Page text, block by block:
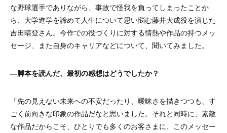
な野球選手でありながら、事故で怪我を負ってしまったことか
ら、大学進学を諦めて人生について思い悩む藤井大成役を演じた
吉田晴登さん。今作での役づくりに対する情熱や作品の持つメッ
セージ、また自身のキャリアなどについて、聞いてみました。
―脚本を読んだ、最初の感想はどうでしたか？
「先の見えない未来への不安だったり、曖昧さを描きつつも、す
ごく前向きな印象の作品だなと思いました。それと同時に、素敵
な作品だからこそ、ひとりでも多くのお客さまに、このメッセー